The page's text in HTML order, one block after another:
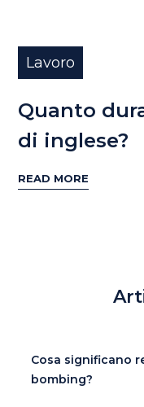
Lavoro
Quanto
di inglese?
READ MORE
Cosa significano
bombing?